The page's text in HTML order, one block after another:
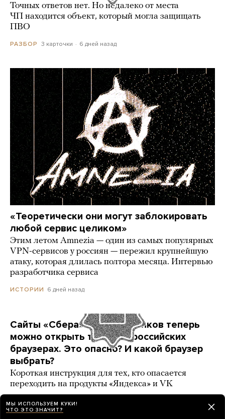
Точных ответов нет. Но недалеко от места
ЧП находится объект, который могла защищать
ПВО
РАЗБОР 3 карточки 6 дней назад
«Теоретически они могут заблокировать
любой сервис целиком»
Этим летом Amnezia — один из самых популярных
VPN-сервисов у россиян — пережил крупнейшую
атаку, которая длилась полтора месяца. Интервью
разработчика сервиса
ИСТОРИИ 6 дней назад
Сайты «Сбера» и других банков теперь
можно открыть только в российских
браузерах. Это опасно? И какой браузер
выбрать?
Короткая инструкция для тех, кто опасается
переходить на продукты «Яндекса» и VK
РАЗБОР 3 карточки
МЫ ИСПОЛЬЗУЕМ КУКИ!
ЧТО ЭТО ЗНАЧИТ?